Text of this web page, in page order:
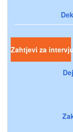
Zahtjevi za